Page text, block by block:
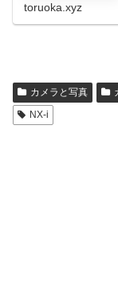
toruoka.xyz
カメラと写真
NX-i